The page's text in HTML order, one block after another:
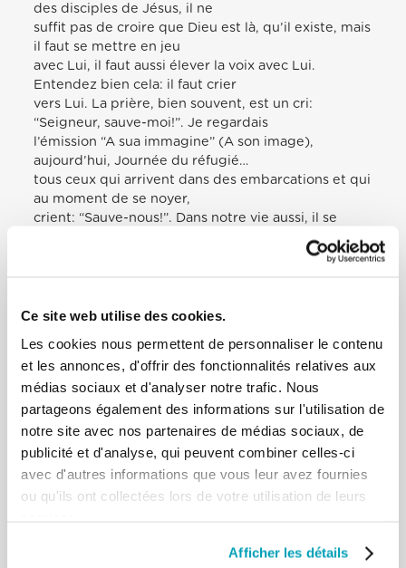
Ce site web utilise des cookies.
Les cookies nous permettent de personnaliser le contenu
et les annonces, d'offrir des fonctionnalités relatives aux
médias sociaux et d'analyser notre trafic. Nous
partageons également des informations sur l'utilisation de
notre site avec nos partenaires de médias sociaux, de
publicité et d'analyse, qui peuvent combiner celles-ci
avec d'autres informations que vous leur avez fournies
ou qu'ils ont collectées lors de votre utilisation de leurs
Afficher les détails
des disciples de Jésus, il ne
suffit pas de croire que Dieu est là, qu’il existe, mais
il faut se mettre en jeu
avec Lui, il faut aussi élever la voix avec Lui.
Entendez bien cela: il faut crier
vers Lui. La prière, bien souvent, est un cri:
“Seigneur, sauve-moi!”. Je regardais
l’émission “A sua immagine” (A son image),
aujourd’hui, Journée du réfugié…
tous ceux qui arrivent dans des embarcations et qui
au moment de se noyer,
crient: “Sauve-nous!”. Dans notre vie aussi, il se
“Seigneur, sauve-nous!”, et la prière devient un cri.
sur ma vie, quelles sont les vagues qui entravent
en danger ma vie spirituelle, ma vie de famille,
également ma vie psychique?
Disons tout cela à Jésus, racontons-lui tout. Il le
souhaite, il veut que nous nous
accrochions à Lui pour trouver un abri contre les
tempêtes de la vie. L’Evangile
réveillent et lui parlent (cf. v.
38). C’est le commencement de notre foi:
avons besoin de Jésus comme